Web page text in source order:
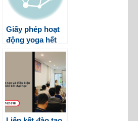
Giấy phép hoạt
động yoga hết
hạn phải làm thế